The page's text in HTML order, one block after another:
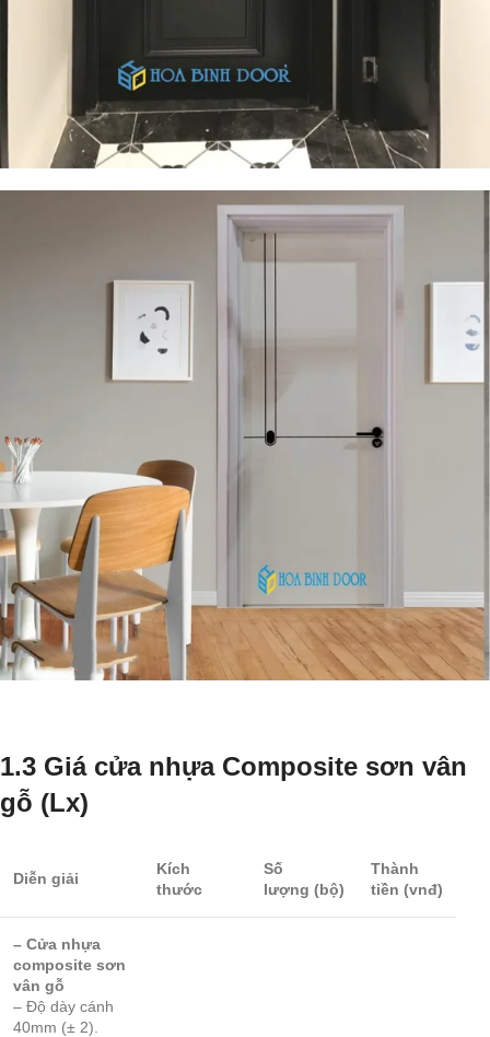
1.3 Giá cửa nhựa Composite sơn vân
gỗ (Lx)
Diễn giải
Kích
thước
Số
lượng (bộ)
Thành
tiền (vnđ)
– Cửa nhựa
composite sơn
vân gỗ
– Độ dày cánh
40mm (± 2).